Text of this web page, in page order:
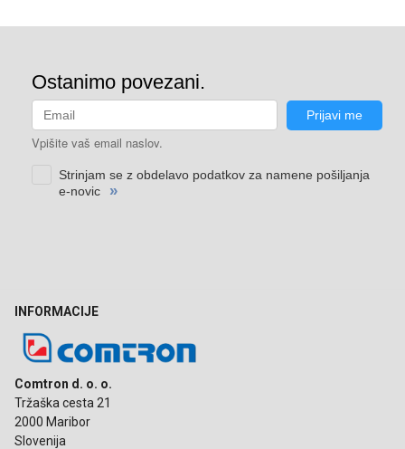
INFORMACIJE
Comtron d. o. o.
Tržaška cesta 21
2000 Maribor
Slovenija